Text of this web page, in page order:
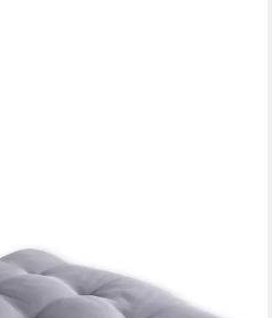
Haltebänder Indoor Outdoor,
& Outdoor, mit Haltebändern